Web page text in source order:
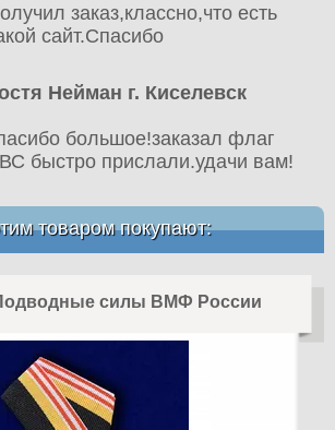
заказ,классно,что есть
сайт.Спасибо
Нейман г. Киселевск
большое!заказал флаг
быстро прислали.удачи вам!
товаром покупают:
силы ВМФ России